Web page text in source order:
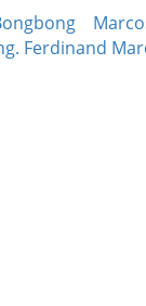
Ferdinand